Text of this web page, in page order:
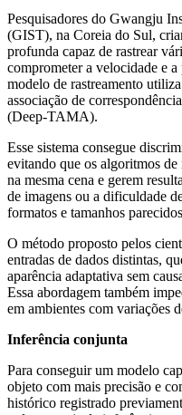
Pesquisadores do Gwangju
(GIST), na Coreia do Sul,
profunda capaz de rastrear
comprometer a velocidade e
modelo de rastreamento
associação de
(Deep-TAMA).
Esse sistema consegue
evitando que os algoritmos
na mesma cena e gerem
de imagens ou a dificuldade
formatos e tamanhos
O método proposto pelos
entradas de dados distintas,
aparência adaptativa sem
Essa abordagem também
em ambientes com variações
Inferência conjunta
Para conseguir um modelo
objeto com mais precisão e
histórico registrado